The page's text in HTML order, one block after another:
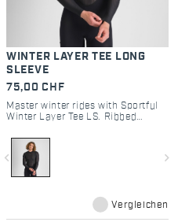
WINTER LAYER TEE LONG
SLEEVE
75,00 CHF
Master winter rides with Sportful
Winter Layer Tee LS. Ribbed
insulation, moisture management,
and breathable cold-weather
comfort.
navigate_before navigate_next
Vergleichen